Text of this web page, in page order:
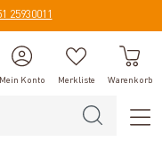
25930011
Mein Konto Merkliste Warenkorb